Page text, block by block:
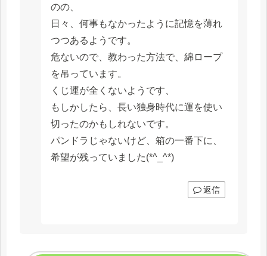
のの、
日々、何事もなかったように記憶を薄れ
つつあるようです。
危ないので、教わった方法で、綿ロープ
を吊っています。
くじ運が全くないようです、
もしかしたら、長い独身時代に運を使い
切ったのかもしれないです。
パンドラじゃないけど、箱の一番下に、
希望が残っていました(*^_^*)
返信